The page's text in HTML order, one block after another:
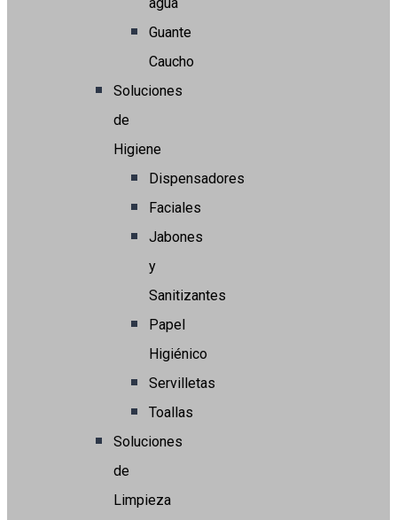
agua
Guante
Caucho
Soluciones
de
Higiene
Dispensadores
Faciales
Jabones
y
Sanitizantes
Papel
Higiénico
Servilletas
Toallas
Soluciones
de
Limpieza